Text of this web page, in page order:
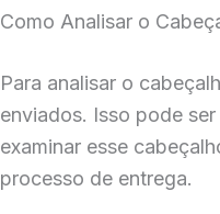
Como Analisar o
Para analisar o
enviados. Isso pode
examinar esse
processo de entrega.